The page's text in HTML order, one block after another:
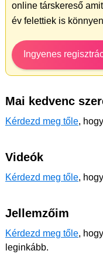
online társkereső
év felettiek is
Ingyenes
Mai kedvenc
Kérdezd meg tőle,
Videók
Kérdezd meg tőle,
Jellemzőim
Kérdezd meg tőle,
leginkább.